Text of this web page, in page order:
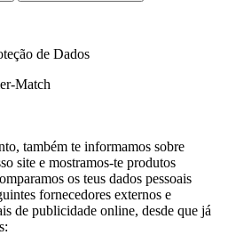
de Dados
Match
também te informamos sobre
site e mostramos-te produtos
os teus dados pessoais
fornecedores externos e
de publicidade online, desde que já